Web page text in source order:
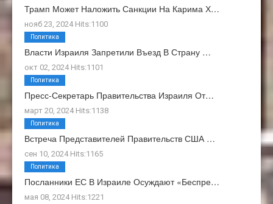
Трамп Может Наложить Санкции На Карима Х…
нояб 23, 2024 Hits:1100
Власти Израиля Запретили Въезд В Страну …
окт 02, 2024 Hits:1101
Политика
Пресс-Секретарь Правительства Израиля От…
март 20, 2024 Hits:1138
Политика
Встреча Представителей Правительств США …
сен 10, 2024 Hits:1165
Политика
Посланники ЕС В Израиле Осуждают «беспре…
мая 08, 2024 Hits:1221
Политика